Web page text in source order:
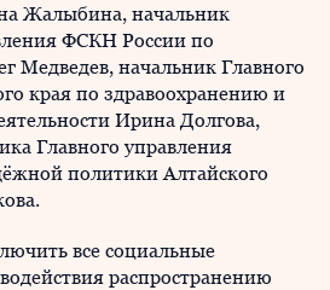
Жалыбина, начальник
ФСКН России по
Медведев, начальник Главного
края по здравоохранению и
Ирина Долгова,
Главного управления
политики Алтайского
все социальные
распространению